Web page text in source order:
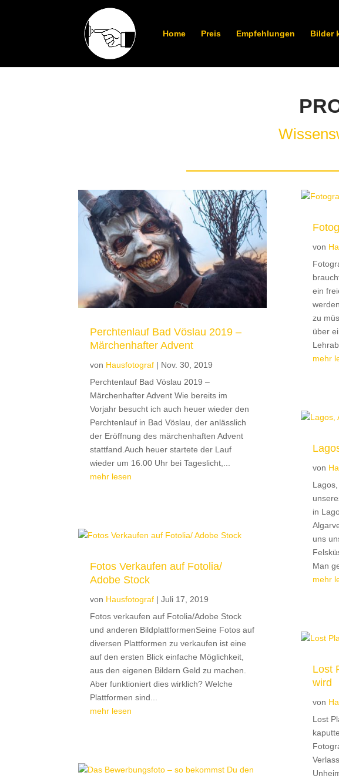
Home Preis Empfehlungen Bilder
Perchtenlauf Bad Vöslau 2019 –
Märchenhafter Advent
von Hausfotograf | Nov. 30, 2019
Perchtenlauf Bad Vöslau 2019 –
Märchenhafter Advent Wie bereits im
Vorjahr besucht ich auch heuer wieder den
Perchtenlauf in Bad Vöslau, der anlässlich
der Eröffnung des märchenhaften Advent
stattfand.Auch heuer startete der Lauf
wieder um 16.00 Uhr bei Tageslicht,...
mehr lesen
Fotos Verkaufen auf Fotolia/
Adobe Stock
von Hausfotograf |Juli 17, 2019
Fotos verkaufen auf Fotolia/Adobe Stock
und anderen BildplattformenSeine Fotos auf
diversen Plattformen zu verkaufen ist eine
auf den ersten Blick einfache Möglichkeit,
aus den eigenen Bildern Geld zu machen.
Aber funktioniert dies wirklich? Welche
Plattformen sind...
mehr lesen
von
ein
zu
über
mehr
von
in
uns
Man
mehr
Lost
wird
von
Lost